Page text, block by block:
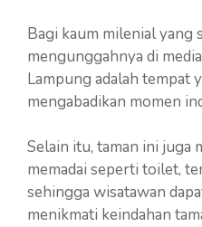
Bagi kaum milenial yang
mengunggahnya di
Lampung adalah tempat
mengabadikan momen
Selain itu, taman ini juga
memadai seperti toilet,
sehingga wisatawan
menikmati keindahan